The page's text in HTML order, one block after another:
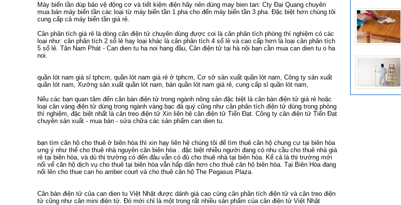
Máy biến tần dúp bảo vệ động cơ và tiết kiệm điện hãy nên dùng may bien tan: Cty Đại Quang chuyên
mua bán máy biến tần các loại từ máy biến tần 1 pha cho đến máy biến tần 3 pha . Đặc biệt hơn chúng tôi
cung cấp cả máy biến tần giá rẻ
Cân phân tích giá rẻ là dòng cân điện tử chuyên dùng được coi là cân phân tích phòng thí nghiệm có các
loại như: cân phân tích 2 số lẻ hay loại khác là cân phân tích 4 số lẻ và cao cấp hơn là loại cân phân tích
5 số lẻ . Tân Nam Phát - Can dien tu ha noi hang đầu, Cân điện tử tại hà nội bạn cần mua can dien tu o ha
noi
quần lót nam giá sỉ tphcm quần lót nam giá rẻ ở tphcm Cơ sở sản xuất quần lót nam Công ty sản xuất
quần lót nam Xưởng sản xuất quần lót nam bán quần lót nam giá rẻ cung cấp sỉ quần lót nam
Nếu các bạn quan tâm đến cân bàn điện tử trong ngành nông sản đặc biệt là cân bàn điện tử giá rẻ hoặc
loại cân vàng điện tử dùng trong ngành vàng bạc đá quý cũng như cân phân tích điện tử dùng trong phòng
thì nghiệm, đặc biệt nhất là cân treo điện tử Xin liên hệ cân điện tử Tiến Đạt. Công ty cân điện tử Tiến Đạt
chuyên sản xuất - mua bán - sửa chữa các sản phẩm can dien tu
bạn tìm căn hộ cho thuê ở biên hòa thì xin hạy liên hệ chúng tôi để tìm thuê căn hộ chung cư tại biên hòa
ưng ý như thể cho thuê nhà nguyên căn biên hòa . đặc biệt nhiều người đang có nhu cầu cho thuê nhà giá
rẻ tại biên hòa , và dù thị trường có đến đâu vẫn có đủ cho thuê nhà tại biên hòa . Kể cả là thị trường mới
nổi vể căn hộ dịch vụ cho thuê tại biên hòa vẫn hấp dẩn hơn cho thuê căn hộ biên hòa . Tại Biên Hòa đang
nổi lên cho thue can ho amber court và cho thuê căn hộ The Pegasus Plaza
Cân bàn điện tử của can dien tu Việt Nhật được dánh giá cao cùng cân phân tích điện tử và cân treo điện
tử cũng như cân mini điện tử . Đó mới chỉ là một trong rất nhiều sản phẩm của cân điện tử Việt Nhật